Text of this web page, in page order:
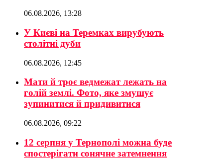
06.08.2026, 13:28
У Києві на Теремках вирубують
столітні дуби
06.08.2026, 12:45
Мати й троє ведмежат лежать на
голій землі. Фото, яке змушує
зупинитися й придивитися
06.08.2026, 09:22
12 серпня у Тернополі можна буде
спостерігати сонячне затемнення